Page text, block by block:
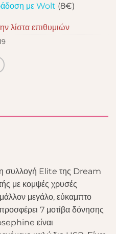
με Wolt (8€)
λίστα επιθυμιών
συλλογή Elite της Dream
με κομψές χρυσές
μεγάλο, εύκαμπτο
7 μοτίβα δόνησης
είναι